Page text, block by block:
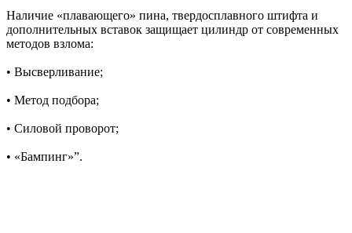
Наличие «плавающего» пина, твердосплавного штифта и
дополнительных вставок защищает цилиндр от современных
методов взлома:
• Высверливание;
• Метод подбора;
• Силовой проворот;
• «Бампинг»”.